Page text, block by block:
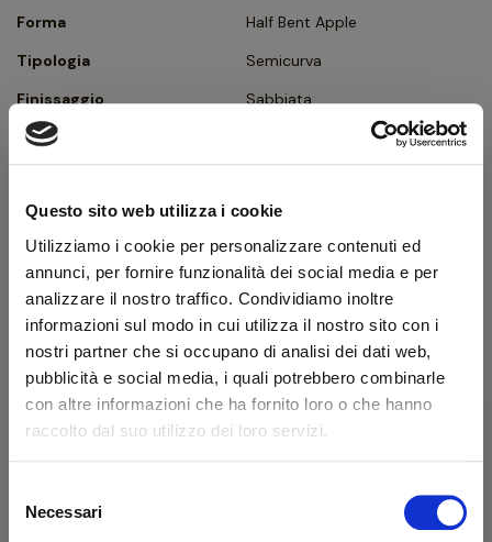
Questo sito web utilizza i cookie
Utilizziamo i cookie per personalizzare contenuti ed
annunci, per fornire funzionalità dei social media e per
analizzare il nostro traffico. Condividiamo inoltre
informazioni sul modo in cui utilizza il nostro sito con i
nostri partner che si occupano di analisi dei dati web,
pubblicità e social media, i quali potrebbero combinarle
con altre informazioni che ha fornito loro o che hanno
raccolto dal suo utilizzo dei loro servizi.
delNecessari
Forma
Half Bent Apple
Tipologia
Semicurva
Finissaggio
Sabbiata
Colore
Foro bocchino (mm)
6
Filtro
Sì
Peso (g)
46
Confezione originale
Sì
Condizione
Pipe Nuove
Descrizione produttore
nel cuore di Milano, in via Orefici - all’angolo con Piazza Duomo
-, negozio che, interamente dedicato agli articoli per fumatori,